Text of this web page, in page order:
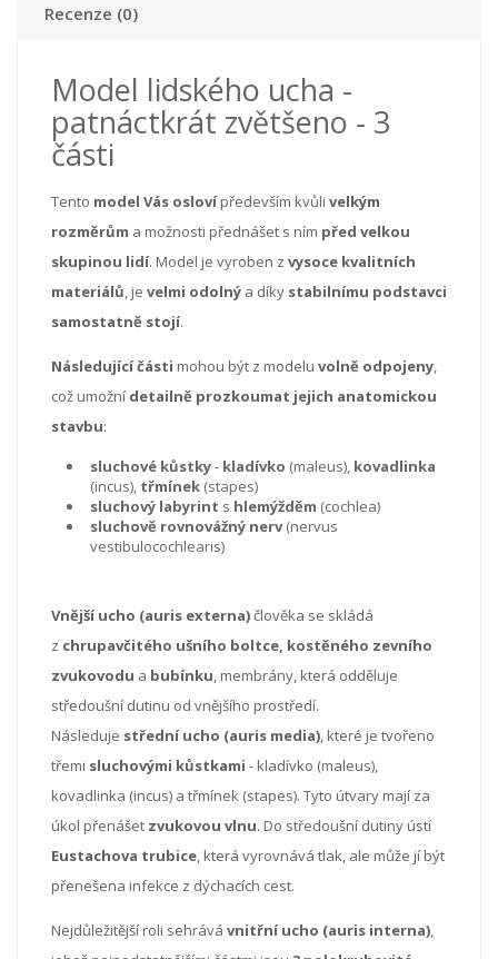
Recenze (0)
Model lidského ucha -
patnáctkrát zvětšeno - 3
části
Tento model Vás oslovípředevším kvůli velkým
rozměrům a možnosti přednášet s ním před velkou
skupinou lidí. Model je vyroben z vysoce kvalitních
materiálů, je velmi odolný a díky stabilnímu podstavci
samostatně stojí.
Následující části mohou být z modelu volně odpojeny,
což umožní detailně prozkoumat jejich anatomickou
stavbu:
sluchové kůstky- kladívko (maleus), kovadlinka
(incus), třmínek (stapes)
sluchový labyrint s hlemýžděm (cochlea)
sluchově rovnovážný nerv(nervus
vestibulocochlearis)
Vnější ucho (auris externa)člověka se skládá
z chrupavčitého ušního boltce, kostěného zevního
zvukovodu a bubínku, membrány, která odděluje
středoušní dutinu od vnějšího prostředí.
Následuje střední ucho (auris media), které je tvořeno
třemi sluchovými kůstkami - kladívko (maleus),
kovadlinka (incus) a třmínek (stapes). Tyto útvary mají za
úkol přenášet zvukovou vlnu. Do středoušní dutiny ústí
Eustachova trubice, která vyrovnává tlak, ale může jí být
přenešena infekce z dýchacích cest.
Nejdůležitější roli sehrává vnitřní ucho (auris interna),